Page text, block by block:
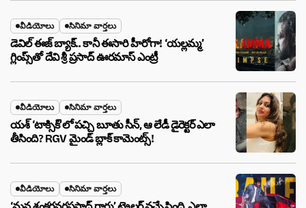
వీడియోలు సినిమా వార్తలు
డెవిల్ ఈజ్ బ్యాక్.. కానీ ఈసారి హీరోగా! ‘యల్లమ్మ’
గ్లింప్స్‌తో దేవి శ్రీ ప్రసాద్ ఊరమాస్ ఎంట్రీ
వీడియోలు సినిమా వార్తలు
యశ్ ‘టాక్సిక్’లో పచ్చి బూతు సీన్, ఆ లేడీ డైరెక్టర్ ఎలా
తీసింది? RGV మైండ్ బ్లాక్ కామెంట్స్!
వీడియోలు సినిమా వార్తలు